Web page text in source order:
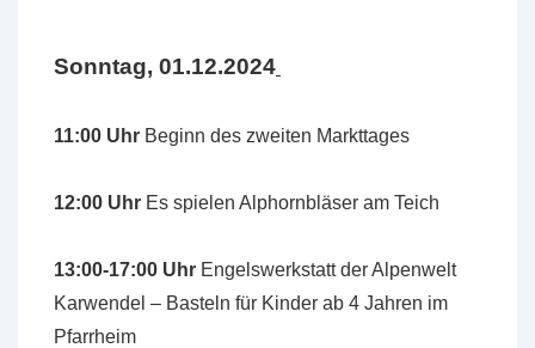
Sonntag, 01.12.2024
11:00 Uhr Beginn des zweiten Markttages
12:00 Uhr Es spielen Alphornbläser am Teich
13:00-17:00 Uhr Engelswerkstatt der Alpenwelt
Karwendel – Basteln für Kinder ab 4 Jahren im
Pfarrheim